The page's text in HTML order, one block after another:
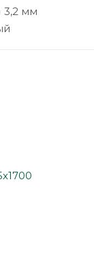
3,2 мм